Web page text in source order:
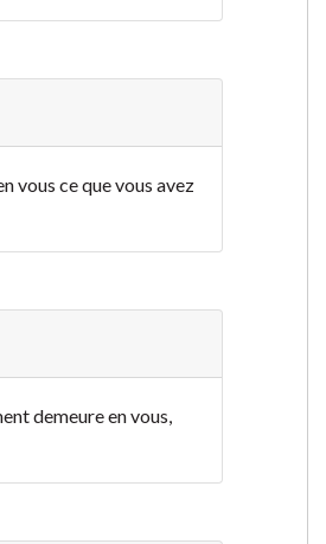
vous ce que vous avez
demeure en vous,